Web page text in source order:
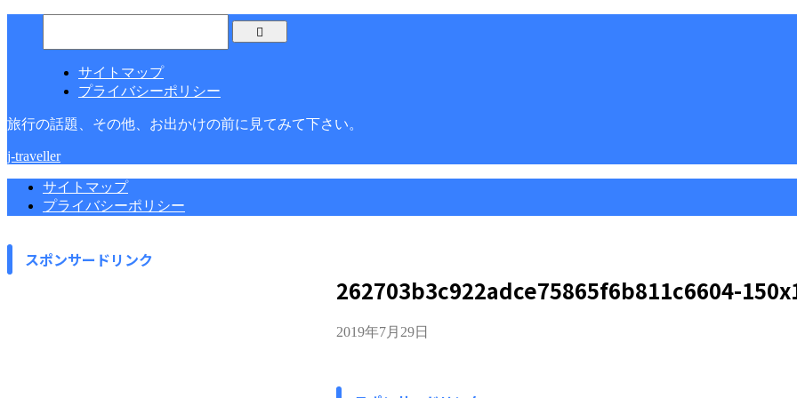
サイトマップ
プライバシーポリシー
旅行の話題、その他、お出かけの前に見てみて下さい。
j-traveller
サイトマップ
プライバシーポリシー
262703b3c922adce75865f6b811c6604-
2019年7月29日
スポンサードリンク